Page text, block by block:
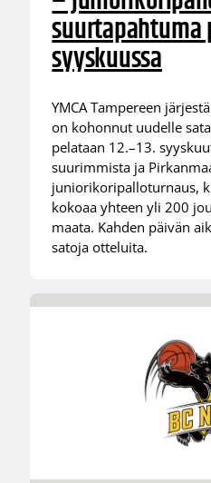
suurtapahtuma
syyskuussa
YMCA Tampereen
on kohonnut uudelle
pelataan 12.–13.
suurimmista ja
juniorikoripalloturnaus,
kokoaa yhteen yli 200
maata. Kahden päivän
satoja otteluita.